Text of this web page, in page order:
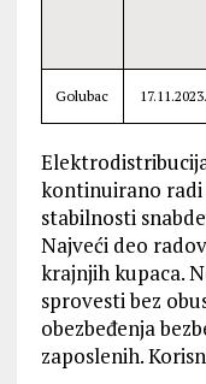
Golubac 17.11.2023.
kontinuirano radi
stabilnosti
Najveći deo
krajnjih kupaca.
sprovesti bez
obezbeđenja
zaposlenih.